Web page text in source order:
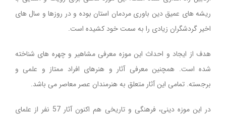
ریشه های عمیق دین باوری مردمان استان بوده و در روزها و سال های
اخیر گردشگران زیادی را به سمت خود کشیده است.
هدف از ایجاد و احداث این موزه معرفی مشاهیر و چهره های شناخته
شده است. همچنین معرفی آثار و هنرهای افراد ممتاز و علمی و
برجسته. تمامی این آثار متعلق به هنرمندان عصر معاصر می باشد.
در این موزه دینی، فرهنگی و تاریخی هم اكنون آثار 57 نفر از علمای